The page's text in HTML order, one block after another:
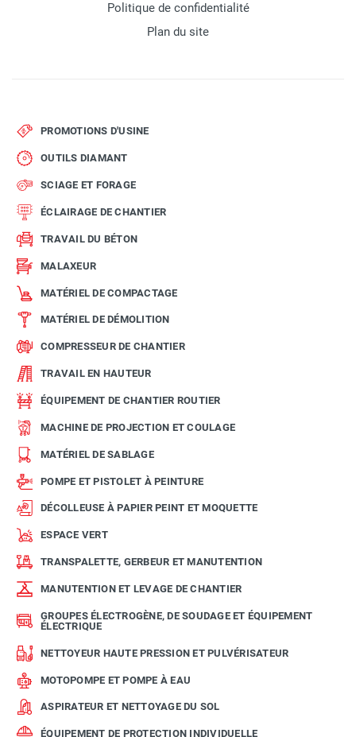
Politique de confidentialité
Plan du site
PROMOTIONS D'USINE
OUTILS DIAMANT
SCIAGE ET FORAGE
ÉCLAIRAGE DE CHANTIER
TRAVAIL DU BÉTON
MALAXEUR
MATÉRIEL DE COMPACTAGE
MATÉRIEL DE DÉMOLITION
COMPRESSEUR DE CHANTIER
TRAVAIL EN HAUTEUR
ÉQUIPEMENT DE CHANTIER ROUTIER
MACHINE DE PROJECTION ET COULAGE
MATÉRIEL DE SABLAGE
POMPE ET PISTOLET À PEINTURE
DÉCOLLEUSE À PAPIER PEINT ET MOQUETTE
ESPACE VERT
TRANSPALETTE, GERBEUR ET MANUTENTION
MANUTENTION ET LEVAGE DE CHANTIER
GROUPES ÉLECTROGÈNE, DE SOUDAGE ET ÉQUIPEMENT
ÉLECTRIQUE
NETTOYEUR HAUTE PRESSION ET PULVÉRISATEUR
MOTOPOMPE ET POMPE À EAU
ASPIRATEUR ET NETTOYAGE DU SOL
ÉQUIPEMENT DE PROTECTION INDIVIDUELLE